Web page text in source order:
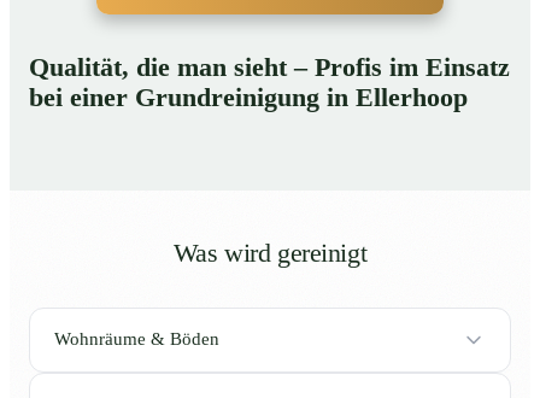
Qualität, die man sieht – Profis im Einsatz
bei einer Grundreinigung in Ellerhoop
Was wird gereinigt
Wohnräume & Böden